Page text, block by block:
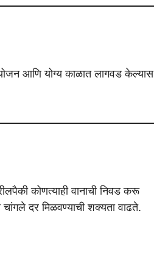
आणि योग्य काळात लागवड केल्यास
कोणत्याही वानाची निवड करू
दर मिळवण्याची शक्यता वाढते.